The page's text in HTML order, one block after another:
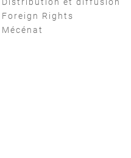
Foreign Rights
Mécénat